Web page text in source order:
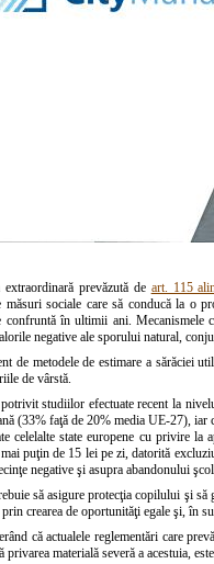
extraordinară prevăzută de art. 115
măsuri sociale care să conducă la o
confruntă în ultimii ani. Mecanismele
negative ale sporului natural,
de metodele de estimare a sărăciei
de vârstă.
studiilor efectuate recent la
(33% faţă de 20% media UE-27),
celelalte state europene cu privire
puţin de 15 lei pe zi, datorită
negative şi asupra abandonului
să asigure protecţia copilului şi să
crearea de oportunităţi egale şi, în
că actualele reglementări care
privarea materială severă a acestuia,